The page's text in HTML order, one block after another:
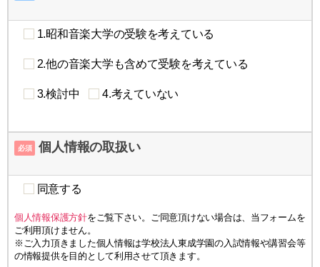
1.昭和音楽大学の受験を考えている
2.他の音楽大学も含めて受験を考えている
3.検討中 4.考えていない
必須 個人情報の取扱い
同意する
個人情報保護方針をご覧下さい。ご同意頂けない場合は、当フォームを
ご利用頂けません。
※ご入力頂きました個人情報は学校法人東成学園の入試情報や講習会等
の情報提供を目的として利用させて頂きます。